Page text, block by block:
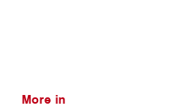
More in